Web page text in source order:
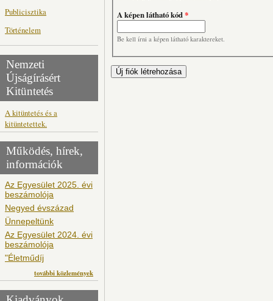
Publicisztika
Történelem
Nemzeti
Újságírásért
Kitüntetés
A kitüntetés és a
kitüntetettek.
Működés, hírek,
információk
Az Egyesület 2025. évi
beszámolója
Negyed évszázad
Ünnepeltünk
Az Egyesület 2024. évi
beszámolója
"Életműdíj
további közlemények
A képen látható kód*
Be kell írni a képen látható karaktereket.